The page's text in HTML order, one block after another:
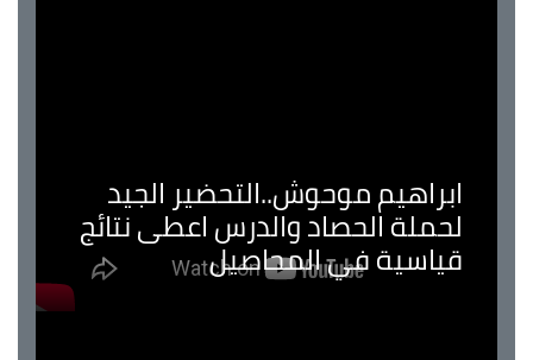
ابراهيم موحوش..التحضير الجيد
لحملة الحصاد والدرس اعطى نتائج
قياسية في المحاصيل